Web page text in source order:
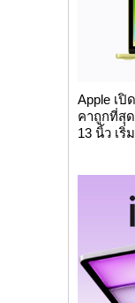
Apple เปิ
คาถูกที่สุด
13 นิ้ว เริ่